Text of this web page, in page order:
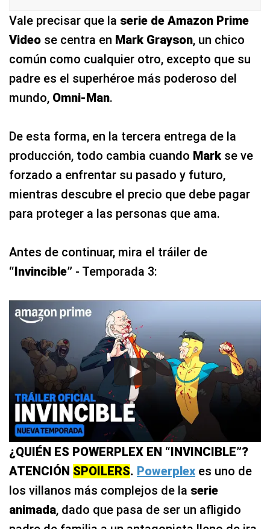
Vale precisar que la serie de Amazon Prime
Video se centra en Mark Grayson, un chico
común como cualquier otro, excepto que su
padre es el superhéroe más poderoso del
mundo, Omni-Man.
De esta forma, en la tercera entrega de la
producción, todo cambia cuando Mark se ve
forzado a enfrentar su pasado y futuro,
mientras descubre el precio que debe pagar
para proteger a las personas que ama.
Antes de continuar, mira el tráiler de
“Invincible” - Temporada 3:
¿QUIÉN ES POWERPLEX EN “INVINCIBLE”?
ATENCIÓN SPOILERS. Powerplex es uno de
los villanos más complejos de la serie
animada, dado que pasa de ser un afligido